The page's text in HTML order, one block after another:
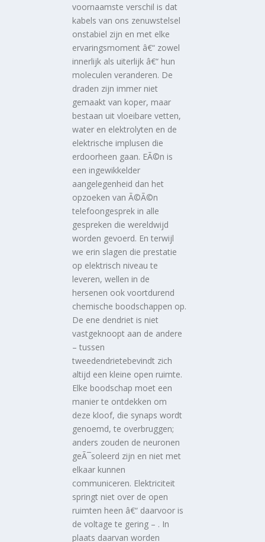
voornaamste verschil is dat
kabels van ons zenuwstelsel
onstabiel zijn en met elke
ervaringsmoment â€“ zowel
innerlijk als uiterlijk â€“ hun
moleculen veranderen. De
draden zijn immer niet
gemaakt van koper, maar
bestaan uit vloeibare vetten,
water en elektrolyten en de
elektrische implusen die
erdoorheen gaan. EÃ©n is
een ingewikkelder
aangelegenheid dan het
opzoeken van Ã©Ã©n
telefoongesprek in alle
gespreken die wereldwijd
worden gevoerd. En terwijl
we erin slagen die prestatie
op elektrisch niveau te
leveren, wellen in de
hersenen ook voortdurend
chemische boodschappen op.
De ene dendriet is niet
vastgeknoopt aan de andere
– tussen
tweedendrietebevindt zich
altijd een kleine open ruimte.
Elke boodschap moet een
manier te ontdekken om
deze kloof, die synaps wordt
genoemd, te overbruggen;
anders zouden de neuronen
geÃ¯soleerd zijn en niet met
elkaar kunnen
communiceren. Elektriciteit
springt niet over de open
ruimten heen â€“ daarvoor is
de voltage te gering – . In
plaats daarvan worden